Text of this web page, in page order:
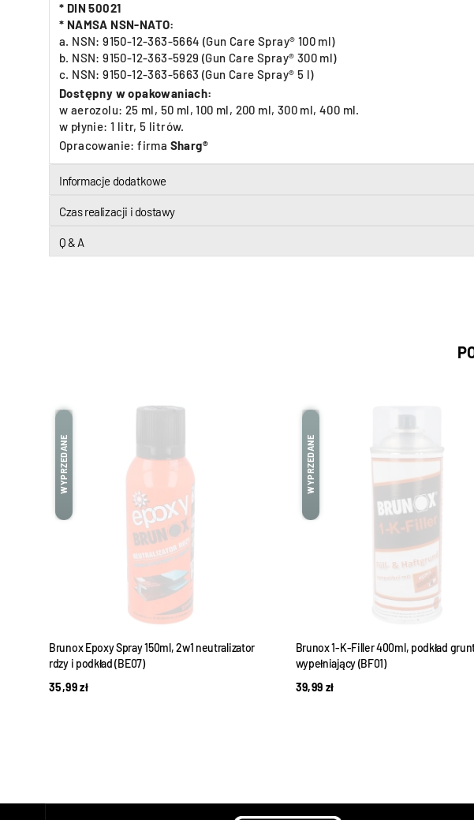
* DIN 50021
* NAMSA NSN-NATO:
a. NSN: 9150-12-363-5664 (Gun Care Spray® 100 ml)
b. NSN: 9150-12-363-5929 (Gun Care Spray® 300 ml)
c. NSN: 9150-12-363-5663 (Gun Care Spray® 5 l)
Dostępny w opakowaniach:
w aerozolu: 25 ml, 50 ml, 100 ml, 200 ml, 300 ml, 400 ml.
w płynie: 1 litr, 5 litrów.
Opracowanie: firma Sharg®
Informacje dodatkowe
Czas realizacji i dostawy
Q & A
WYPRZEDANE
Brunox Epoxy Spray 150ml, 2w1 neutralizator
rdzy i podkład (BE07)
35,99zł
WYPRZEDANE
Brunox 1-K-Filler 400ml, podkład
wypełniający (BF01)
39,99 zł